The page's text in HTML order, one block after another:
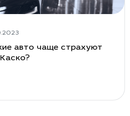
авто чаще страхуют